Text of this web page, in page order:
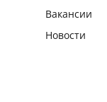
Вакансии
Новости